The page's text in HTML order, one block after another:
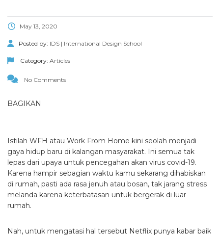
May 13, 2020
Posted by: IDS | International Design School
Category: Articles
No Comments
BAGIKAN
Istilah WFH atau Work From Home kini seolah menjadi
gaya hidup baru di kalangan masyarakat. Ini semua tak
lepas dari upaya untuk pencegahan akan virus covid-19.
Karena hampir sebagian waktu kamu sekarang dihabiskan
di rumah, pasti ada rasa jenuh atau bosan, tak jarang stress
melanda karena keterbatasan untuk bergerak di luar
rumah.
Nah, untuk mengatasi hal tersebut Netflix punya kabar baik